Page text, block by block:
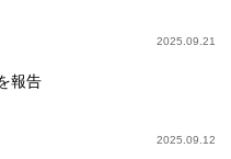
2025.09.21
報告
2025.09.12